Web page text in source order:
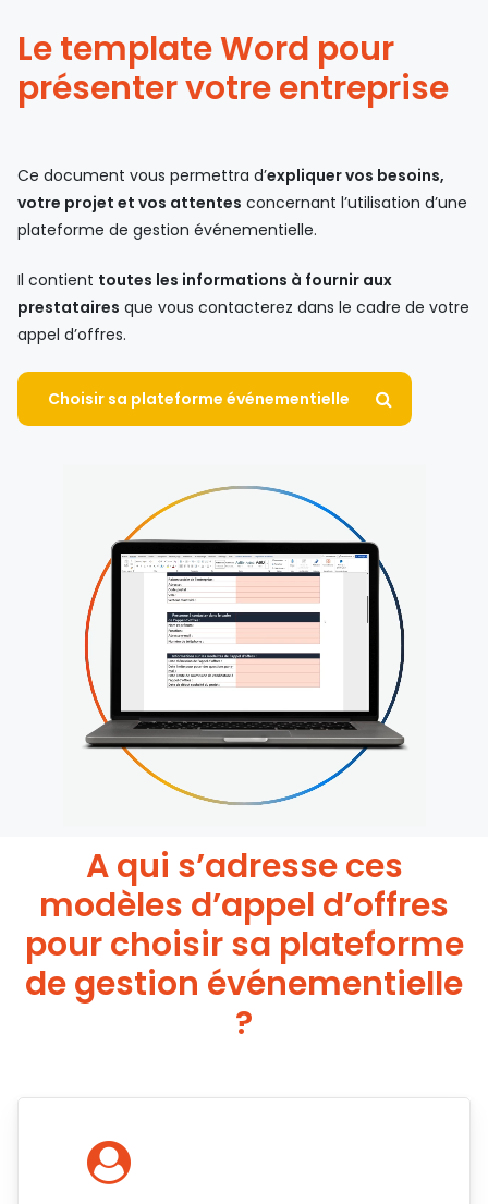
Le template Word pour
présenter votre entreprise
Ce document vous permettra d’expliquervos besoins,
votre projet et vos attentes concernant l’utilisation d’une
plateforme de gestion événementielle.
Il contient toutes les informations à fournir aux
prestataires que vous contacterez dans le cadre de votre
appel d’offres.
Choisir sa plateforme événementielle
A qui s’adresse ces
modèles d’appel d’offres
pour choisir sa plateforme
de gestion événementielle
?